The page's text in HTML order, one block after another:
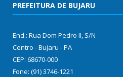
PREFEITURA DE BUJARU
End.: Rua Dom Pedro II, S/N
Centro - Bujaru - PA
CEP: 68670-000
Fone: (91) 3746-1221